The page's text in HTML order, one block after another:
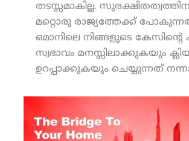
തടസ്സമാകില്ല.
മറ്റൊരു രാജ്യത്തേക്ക്
ഒമാനിലെ നിങ്ങളുടെ
സ്വഭാവം മനസ്സിലാക്കുകയും
ഉറപ്പാക്കുകയും ചെയ്യുന്നത്